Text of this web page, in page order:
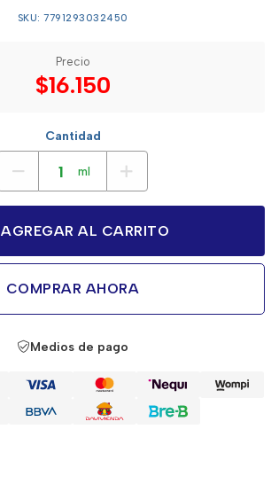
SKU: 7791293032450
Precio
$16.150
Cantidad
ml
AGREGAR AL CARRITO
COMPRAR AHORA
Medios de pago